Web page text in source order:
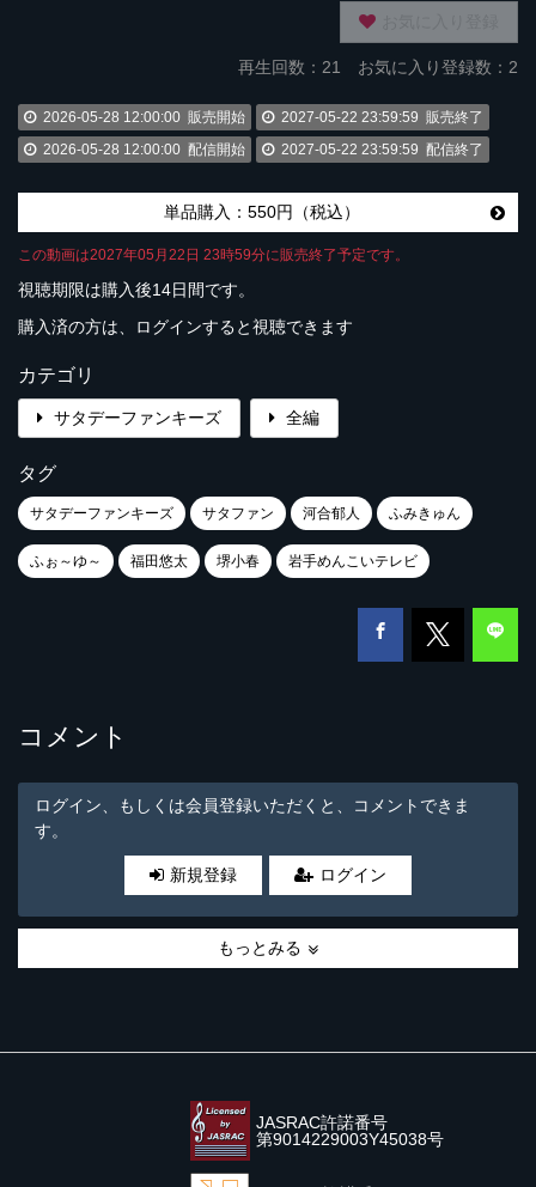
再生回数： 21 お気に入り登録数：2
2026-05-28 12:00:00 販売開始 2027-05-22 23:59:59 販売終了
2026-05-28 12:00:00 配信開始 2027-05-22 23:59:59 配信終了
単品購入：550円（税込）
この動画は2027年05月22日 23時59分に販売終了予定です。
視聴期限は購入後14日間です。
購入済の方は、ログインすると視聴できます
カテゴリ
サタデーファンキーズ 全編
タグ
サタデーファンキーズ サタファン 河合郁人 ふみきゅん
ふぉ～ゆ～ 福田悠太 堺小春 岩手めんこいテレビ
コメント
ログイン、もしくは会員登録いただくと、コメントできま
す。
新規登録 ログイン
もっとみる
JASRAC許諾番号
第9014229003Y45038号